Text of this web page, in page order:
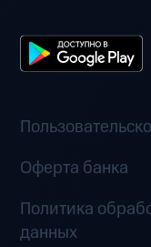
Оферта банка
Политика
данных